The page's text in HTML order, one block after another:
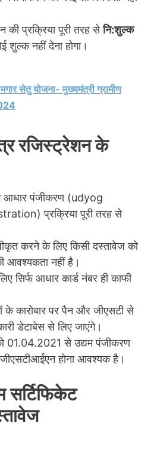
की प्रक्रिया पूरी तरह सेनि:शुल्क
शुल्क नहीं देना होगा।
सेतु योजना- मुख्यमंत्री ग्रामीण
रजिस्ट्रेशन के
आधार पंजीकरण (udyog
प्रक्रिया पूरी तरह से
करने के लिए किसी दस्तावेज को
आवश्यकता नहीं है।
सिर्फ आधार कार्ड नंबर ही काफी
के कारोबार पर पैन और जीएसटी से
डेटाबेस से लिए जाएंगे।
को 01.04.2021 से उद्यम पंजीकरण
होना आवश्यक है।
सर्टिफिकेट